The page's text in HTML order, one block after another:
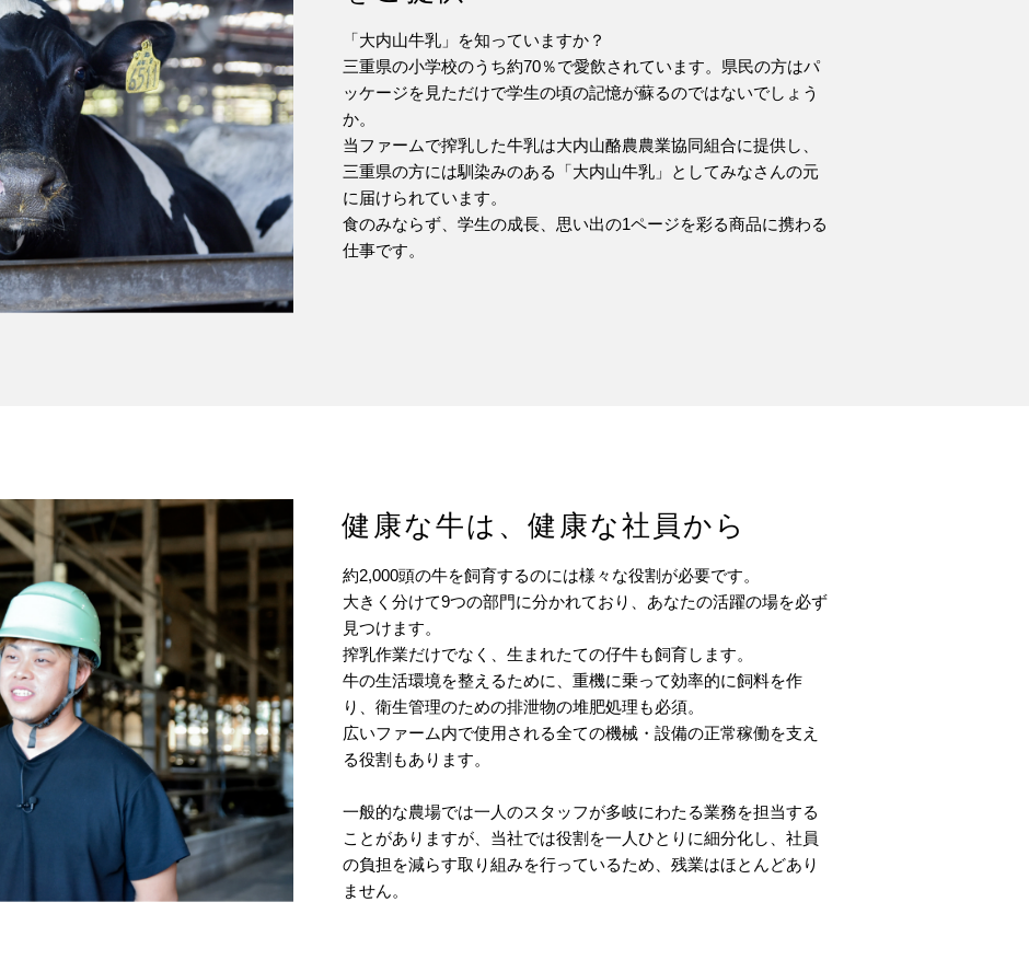
「大内山牛乳」を知っていますか？
三重県の小学校のうち約70％で愛飲されています。県民の方はパ
ッケージを見ただけで学生の頃の記憶が蘇るのではないでしょう
か。
当ファームで搾乳した牛乳は大内山酪農農業協同組合に提供し、
三重県の方には馴染みのある「大内山牛乳」としてみなさんの元
に届けられています。
食のみならず、学生の成長、思い出の1ページを彩る商品に携わる
仕事です。
健康な牛は、健康な社員から
約2,000頭の牛を飼育するのには様々な役割が必要です。
大きく分けて9つの部門に分かれており、あなたの活躍の場を必ず
見つけます。
搾乳作業だけでなく、生まれたての仔牛も飼育します。
牛の生活環境を整えるために、重機に乗って効率的に飼料を作
り、衛生管理のための排泄物の堆肥処理も必須。
広いファーム内で使用される全ての機械・設備の正常稼働を支え
る役割もあります。
一般的な農場では一人のスタッフが多岐にわたる業務を担当する
ことがありますが、当社では役割を一人ひとりに細分化し、社員
の負担を減らす取り組みを行っているため、残業はほとんどあり
ません。